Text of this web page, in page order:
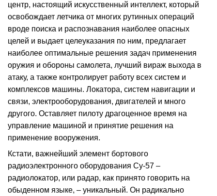
центр, настоящий искусственный интеллект, который
освобождает летчика от многих рутинных операций
вроде поиска и распознавания наиболее опасных
целей и выдает целеуказания по ним, предлагает
наиболее оптимальные решения задач применения
оружия и обороны самолета, лучший вираж выхода в
атаку, а также контролирует работу всех систем и
комплексов машины. Локатора, систем навигации и
связи, электрооборудования, двигателей и много
другого. Оставляет пилоту драгоценное время на
управление машиной и принятие решения на
применение вооружения.
Кстати, важнейший элемент бортового
радиоэлектронного оборудования Су‑57 –
радиолокатор, или радар, как принято говорить на
обыденном языке, – уникальный. Он радикально